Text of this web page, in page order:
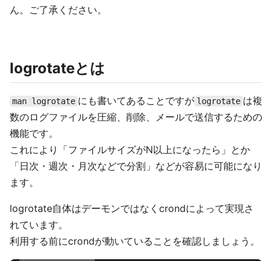
ん。ご了承ください。
logrotateとは
man logrotate にも書いてあることですが logrotate は複
数のログファイルを圧縮、削除、メールで送信するための
機能です。
これにより「ファイルサイズがN以上になったら」とか
「日次・週次・月次などで分割」などが容易に可能になり
ます。
logrotate自体はデーモンではなくcrondによって実現さ
れています。
利用する前にcrondが動いていることを確認しましょう。